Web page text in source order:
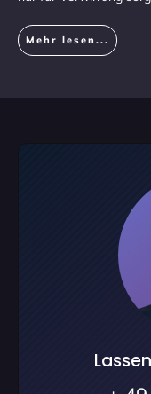
Mehr lesen...